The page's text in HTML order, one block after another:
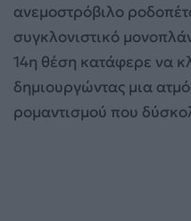
ανεμοστρόβιλο
συγκλονιστικό
14η θέση κατάφερε να
δημιουργώντας μια
ρομαντισμού που